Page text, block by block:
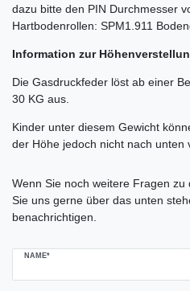
dazu bitte den PIN Durchmesser
Hartbodenrollen: SPM1.911
Information zur
Die Gasdruckfeder löst ab einer
30 KG aus.
Kinder unter diesem Gewicht
der Höhe jedoch nicht nach unten
Wenn Sie noch weitere Fragen zu
Sie uns gerne über das unten
benachrichtigen.
NAME*